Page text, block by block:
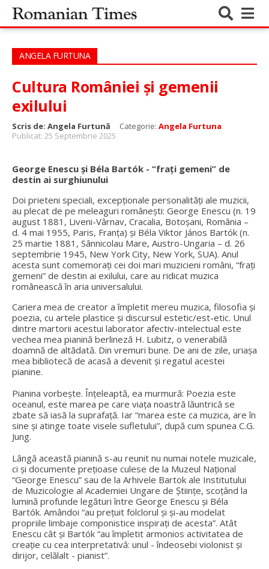
ANGELA FURTUNA
Cultura României și gemenii
exilului
Scris de: Angela Furtună Categorie: Angela Furtuna
Publicat: 25 Septembrie 2025
George Enescu și Béla Bartók - “frați gemeni” de
destin ai surghiunului
Doi prieteni speciali, excepționale personalități ale muzicii,
au plecat de pe meleaguri românești: George Enescu (n. 19
august 1881, Liveni-Vârnav, Cracalia, Botoșani, România –
d. 4 mai 1955, Paris, Franța) și Béla Viktor János Bartók (n.
25 martie 1881, Sânnicolau Mare, Austro-Ungaria – d. 26
septembrie 1945, New York City, New York, SUA). Anul
acesta sunt comemorați cei doi mari muzicieni români, “frați
gemeni” de destin ai exilului, care au ridicat muzica
românească în aria universalului.
Cariera mea de creator a împletit mereu muzica, filosofia și
poezia, cu artele plastice și discursul estetic/est-etic. Unul
dintre martorii acestui laborator afectiv-intelectual este
vechea mea pianină berlineză H. Lubitz, o venerabilă
doamnă de altădată. Din vremuri bune. De ani de zile, uriașa
mea bibliotecă de acasă a devenit și regatul acestei
pianine.
Pianina vorbește. Înțeleaptă, ea murmură: Poezia este
oceanul, este marea pe care viața noastră lăuntrică se
zbate să iasă la suprafață. Iar “marea este ca muzica, are în
sine și atinge toate visele sufletului”, după cum spunea C.G.
Jung.
Lângă această pianină s-au reunit nu numai notele muzicale,
ci și documente prețioase culese de la Muzeul Naţional
“George Enescu” sau de la Arhivele Bartok ale Institutului
de Muzicologie al Academiei Ungare de Ştiinţe, scoțând la
lumină profunde legături între George Enescu și Béla
Bartók. Amândoi “au preţuit folclorul şi şi-au modelat
propriile limbaje componistice inspiraţi de acesta”. Atât
Enescu cât şi Bartók “au împletit armonios activitatea de
creaţie cu cea interpretativă: unul - îndeosebi violonist şi
dirijor, celălalt - pianist”.